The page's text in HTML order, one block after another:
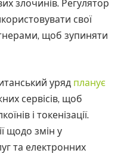
злочинів. Регулятор
свої
щоб зупиняти
уряд планує
сервісів, щоб
і токенізації.
щодо змін у
та електронних